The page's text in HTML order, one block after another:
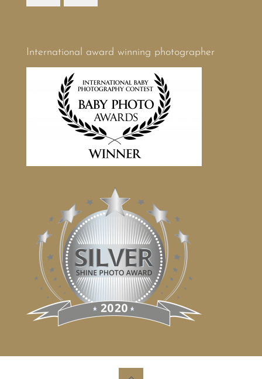
International award winning photographer